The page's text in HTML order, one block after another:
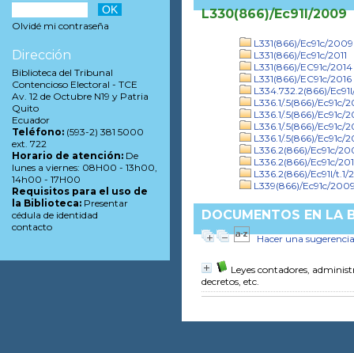
L330(866)/Ec91l/2009
L331(866)/Ec91c/2009
L331(866)/Ec91c/2011
L331(866)/EC91c/2014
L331(866)/EC91c/2016
L334.732.2(866)/
L336.1/.5(866)/Ec91c/
L336.1/.5(866)/Ec91c/
L336.1/.5(866)/Ec91c/
L336.1/.5(866)/Ec91c/
L336.2(866)/Ec91c/
L336.2(866)/Ec91c/
L336.2(866)/Ec91l/t.1/
L339(866)/Ec91c/
DOCUMENTOS EN LA
Hacer una sugerencia
Leyes contadores,
decretos, etc.
Olvidé mi contraseña
Dirección
Biblioteca del Tribunal
Contencioso Electoral - TCE
Av. 12 de Octubre N19 y Patria
Quito
Ecuador
Teléfono: (593-2) 381 5000
ext. 722
Horario de atención: De
lunes a viernes: 08H00 - 13h00,
14h00 - 17H00
Requisitos para el uso de
la Biblioteca: Presentar
cédula de identidad
contacto